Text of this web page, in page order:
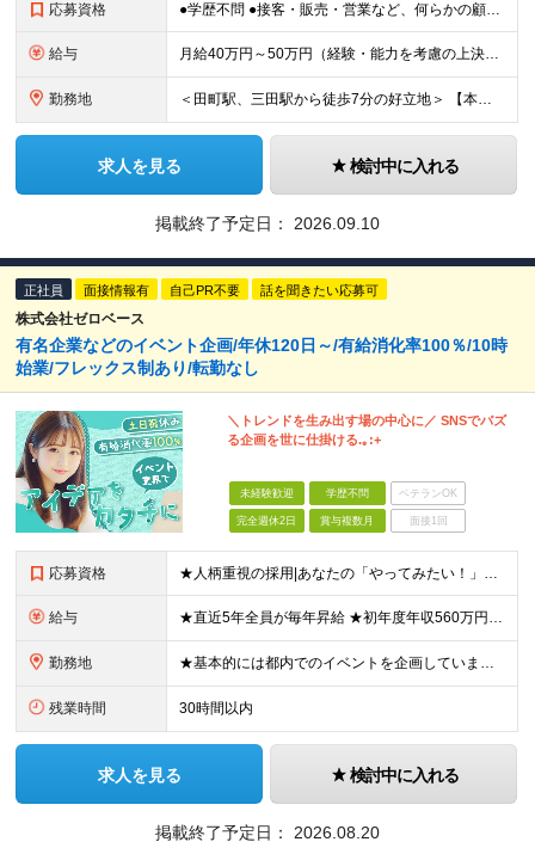
応募資格 ●学歴不問 ●接客・販売・営業など、何らかの顧客折衝経験がある方（法人・個人不問／業界・年数不問） ※コミュニケーション力やヒアリング力を武器に、目標や数字を追ってきた経験（店舗売上や個人目標など）
給与 月給40万円～50万円（経験・能力を考慮の上決定） ※上記月給には月45時間分（10万4100円～）の固定残業代が含まれます。超過分は別途支給。 ※試用期間3ヶ月（待遇差異なし） ★業界経験者（印刷
勤務地 ＜田町駅、三田駅から徒歩7分の好立地＞ 【本社】東京都港区芝浦3-20-2山楽ビル6F ◆転勤なし。大手コンビニ本社からも徒歩5分圏内で連携もスムーズ！ 取引先の大手コンビニエンスストア本社が近くにあ
求人を見る 検討中に入れる
掲載終了予定日： 2026.09.10
正社員 面接情報有 自己PR不要 話を聞きたい応募可
株式会社ゼロベース
有名企業などのイベント企画/年休120日～/有給消化率100％/10時
始業/フレックス制あり/転勤なし
＼トレンドを生み出す場の中心に／ SNSでバズ
る企画を世に仕掛ける.｡:+
未経験歓迎 学歴不問 ベテランOK
完全週休2日 賞与複数月 面接1回
応募資格 ★人柄重視の採用|あなたの「やってみたい！」をぜひ面接でお聞かせください♪ ★イベント・SNS好きにピッタリ！好奇心旺盛な方に向いています◎ ◆未経験OK ◆学歴不問 ◆日本の義務教育課程を修了して
給与 ★直近5年全員が毎年昇給 ★初年度年収560万円も可！ 月給：26万円～40万円＋賞与年2回 ★あなたのご経験を最大限評価します！ ―――――――――――――――――― 面接の後半に、担当者から「
勤務地 ★基本的には都内でのイベントを企画しています◎ ★「四ツ谷駅」より徒歩1分と好立地！中央線・総武線・丸ノ内線・南北線 ※年に数回、旅行感覚で地方イベントを企画することも！ 【本社】 東京都新宿区四谷
残業時間 30時間以内
求人を見る 検討中に入れる
掲載終了予定日： 2026.08.20